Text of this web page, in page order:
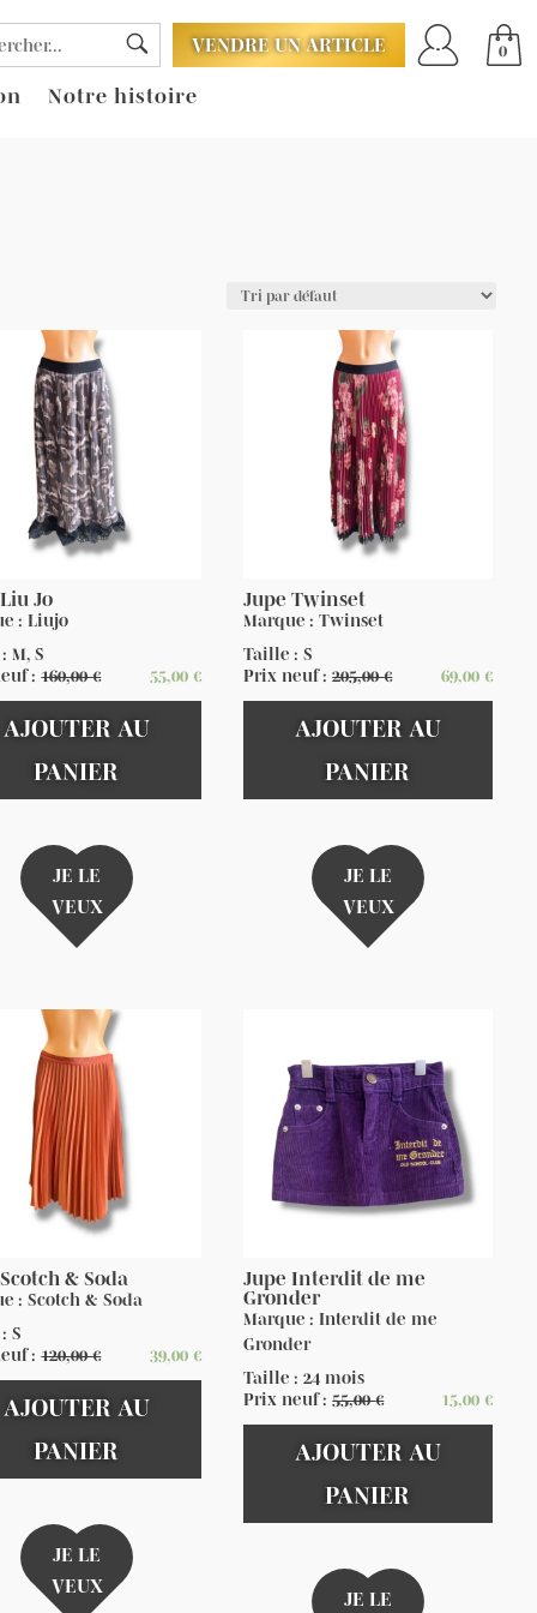
VENDRE UN ARTICLE 0
Notre histoire
Jo
: Liujo
M, S
:160,00€ 55,00 €
AJOUTER AU
PANIER
JE LE
VEUX
Jupe Twinset
Marque : Twinset
Taille : S
Prix neuf :205,00€ 69,00 €
AJOUTER AU
PANIER
JE LE
VEUX
& Soda
: Scotch & Soda
S
:120,00€ 39,00 €
AJOUTER AU
PANIER
JE LE
VEUX
Jupe Interdit de me
Gronder
Marque : Interdit de me
Gronder
Taille : 24 mois
Prix neuf :55,00€ 15,00 €
AJOUTER AU
PANIER
JE LE